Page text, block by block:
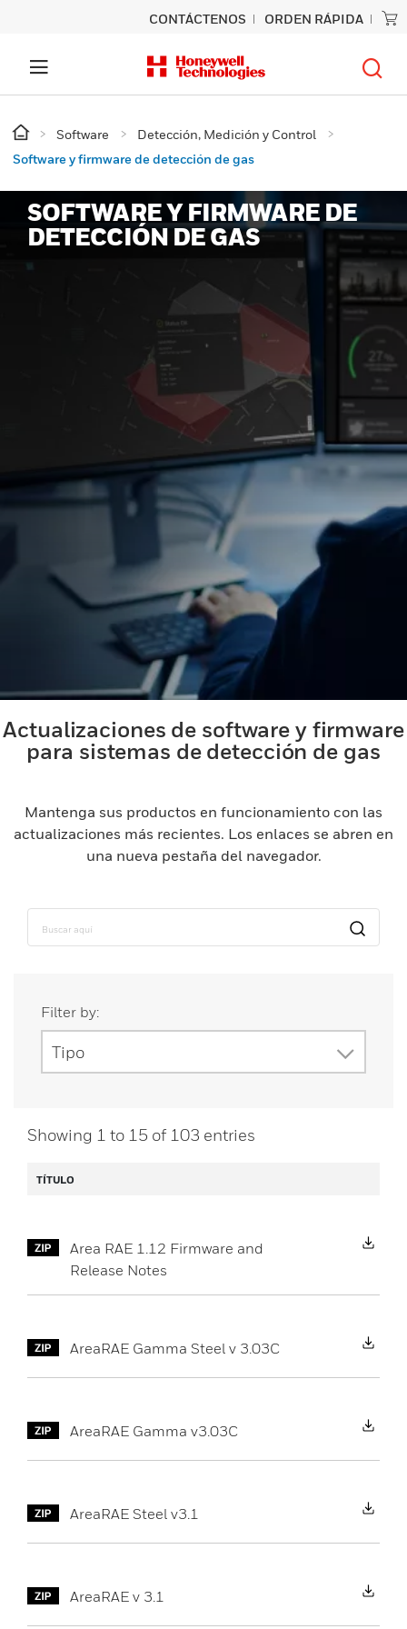
CONTÁCTENOS ORDEN RÁPIDA
Software
Detección, Medición y Control
Software y firmware de detección de gas
SOFTWARE Y FIRMWARE DE
DETECCIÓN DE GAS
Actualizaciones de software y firmware
para sistemas de detección de gas
Mantenga sus productos en funcionamiento con las
actualizaciones más recientes. Los enlaces se abren en
una nueva pestaña del navegador.
Filter by:
Tipo
Showing 1 to 15 of 103 entries
TÍTULO
Area RAE 1.12 Firmware and
Release Notes
AreaRAE Gamma Steel v 3.03C
AreaRAE Gamma v3.03C
AreaRAE Steel v3.1
AreaRAE v 3.1